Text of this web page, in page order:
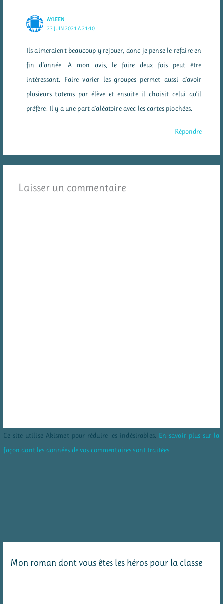
AYLEEN
23 JUIN 2021 À 21:10
Ils aimeraient beaucoup y rejouer, donc je pense le refaire en
fin d’année. A mon avis, le faire deux fois peut être
intéressant. Faire varier les groupes permet aussi d’avoir
plusieurs totems par élève et ensuite il choisit celui qu’il
préfère. Il y a une part d’aléatoire avec les cartes piochées.
Répondre
Laisser un commentaire
Ce site utilise Akismet pour réduire les indésirables. En savoir plus sur la
façon dont les données de vos commentaires sont traitées.
Mon roman dont vous êtes les héros pour la classe